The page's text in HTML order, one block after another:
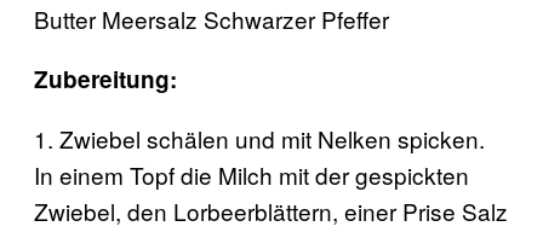
Butter Meersalz Schwarzer Pfeffer
Zubereitung:
1. Zwiebel schälen und mit Nelken spicken.
In einem Topf die Milch mit der gespickten
Zwiebel, den Lorbeerblättern, einer Prise Salz